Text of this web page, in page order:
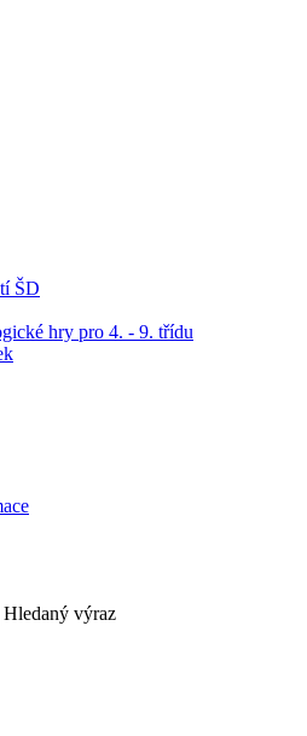
ŠD
hry pro 4. - 9. třídu
Hledaný výraz